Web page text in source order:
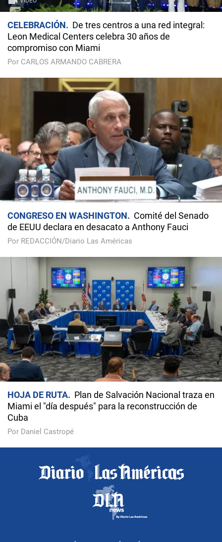
CELEBRACIÓN
De tres centros a una red integral:
Leon Medical Centers celebra 30 años de
compromiso con Miami
Por CARLOS ARMANDO CABRERA
CONGRESO EN WASHINGTON
Comité del Senado
de EEUU declara en desacato a Anthony Fauci
Por REDACCIÓN/Diario Las Américas
HOJA DE RUTA
Plan de Salvación Nacional traza en
Miami el "día después" para la reconstrucción de
Cuba
Por Daniel Castropé